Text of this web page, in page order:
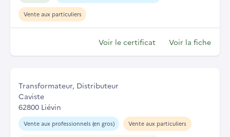
Vente aux particuliers
Voir le certificat Voir la fiche
Transformateur, Distributeur
Caviste
62800 Liévin
Vente aux professionnels (en gros) Vente aux particuliers